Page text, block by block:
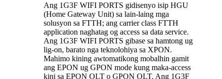
Ang 1G3F WIFI PORTS gidisenyo isip HGU
(Home Gateway Unit) sa lain-laing mga
solusyon sa FTTH; ang carrier class FTTH
application naghatag og access sa data service.
Ang 1G3F WIFI PORTS gibase sa hamtong ug
lig-on, barato nga teknolohiya sa XPON.
Mahimo kining awtomatikong mobalhin gamit
ang EPON ug GPON mode kung maka-access
kini sa EPON OLT o GPON OLT. Ang 1G3F